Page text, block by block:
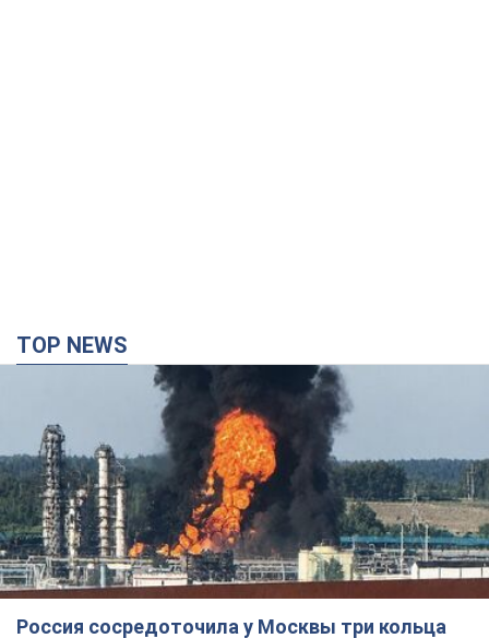
Россия сосредоточила у Москвы три кольца
ПВО: Зеленский пообещал "находить
технологии" противодействия
Президент заявил, что даже усовершенствованная система
противовоздушной обороны РФ не гарантирует защиты от
украинских ударов
5 часов назад 38,7 т.
Украина приобрела у Турции 70 баллистических
ракет и многое другое вооружение: в Госдепе
США обнародовали список